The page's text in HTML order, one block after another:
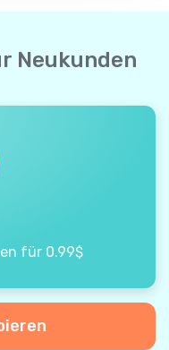
Neukunden
für 0.99$